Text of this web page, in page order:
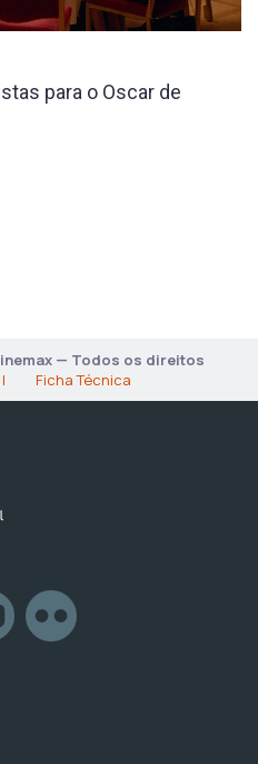
para o Oscar de
— Todos os direitos
| Ficha Técnica